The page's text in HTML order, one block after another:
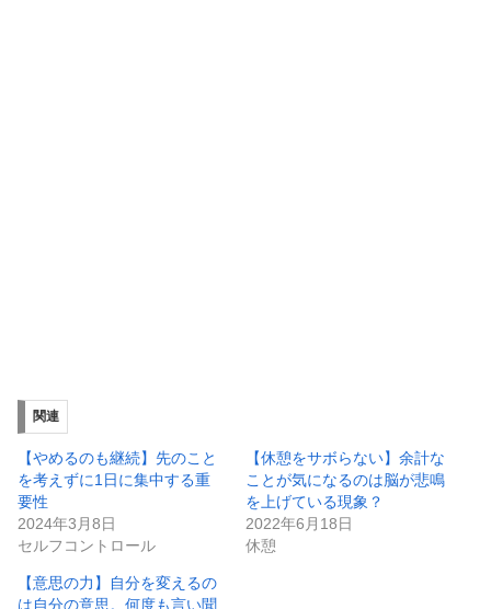
関連
【やめるのも継続】先のこと
を考えずに1日に集中する重
要性
2024年3月8日
セルフコントロール
【休憩をサボらない】余計な
ことが気になるのは脳が悲鳴
を上げている現象？
2022年6月18日
休憩
【意思の力】自分を変えるの
は自分の意思。何度も言い聞